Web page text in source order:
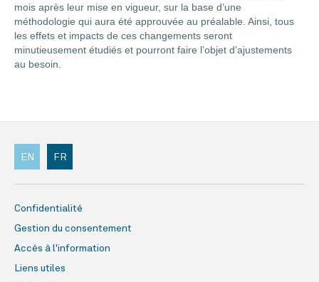
mois après leur mise en vigueur, sur la base d’une
méthodologie qui aura été approuvée au préalable. Ainsi, tous
les effets et impacts de ces changements seront
minutieusement étudiés et pourront faire l’objet d’ajustements
au besoin.
Confidentialité
Gestion du consentement
Accès à l'information
Liens utiles
EN FR